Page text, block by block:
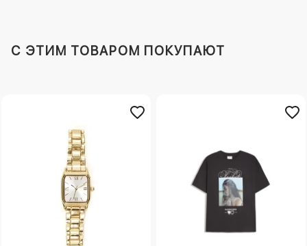
C ЭТИМ ТОВАРОМ ПОКУПАЮТ